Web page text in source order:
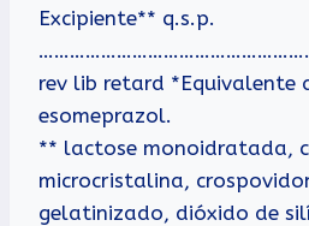
Excipiente** q.s.p.
rev lib retard *Equivalente
esomeprazol.
** lactose monoidratada,
microcristalina,
gelatinizado, dióxido de